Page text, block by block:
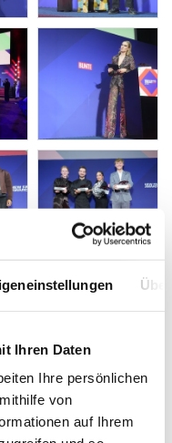
Ihren Daten
Ihre persönlichen
von
auf Ihrem